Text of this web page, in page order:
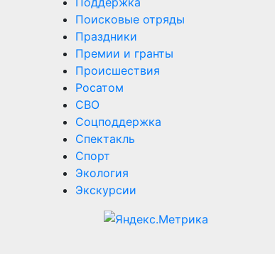
Поисковые отряды
Праздники
Премии и гранты
Происшествия
Росатом
СВО
Соцподдержка
Спектакль
Спорт
Экология
Экскурсии